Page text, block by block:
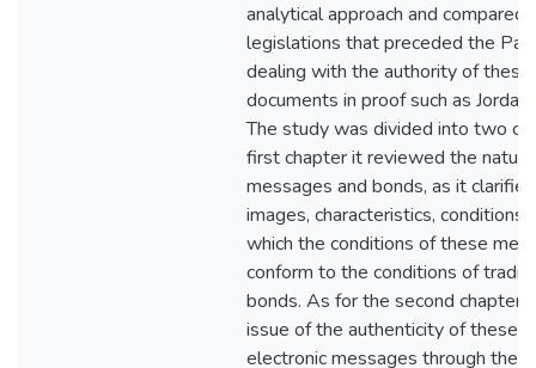
analytical approach and
legislations that preceded the
dealing with the authority of these
documents in proof such as
first chapter it reviewed the
messages and bonds, as it
images, characteristics,
which the conditions of these
conform to the conditions of
bonds. ‏As for the second chapter, I addressed the
issue of the authenticity of these
electronic messages through the